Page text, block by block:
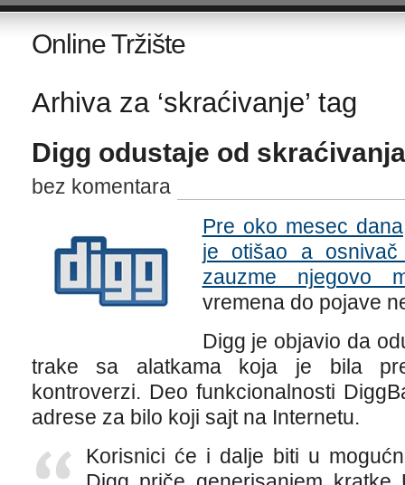
Online Tržište
Arhiva za ‘skraćivanje’ tag
Digg odustaje od
bez komentara
Pre oko mesec
je otišao a
zauzme njegovo
vremena do pojave
Digg je objavio da
trake sa alatkama koja je bila
kontroverzi. Deo funkcionalnosti
adrese za bilo koji sajt na Internetu.
Korisnici će i dalje biti u